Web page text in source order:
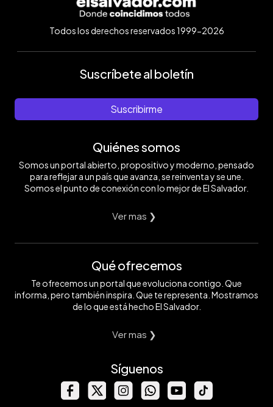
Todos los derechos reservados 1999-2026
Suscríbete al boletín
Suscribirme
Quiénes somos
Somos un portal abierto, propositivo y moderno, pensado
para reflejar a un país que avanza, se reinventa y se une.
Somos el punto de conexión con lo mejor de El Salvador.
Ver mas ❯
Qué ofrecemos
Te ofrecemos un portal que evoluciona contigo. Que
informa, pero también inspira. Que te representa. Mostramos
de lo que está hecho El Salvador.
Ver mas ❯
Síguenos